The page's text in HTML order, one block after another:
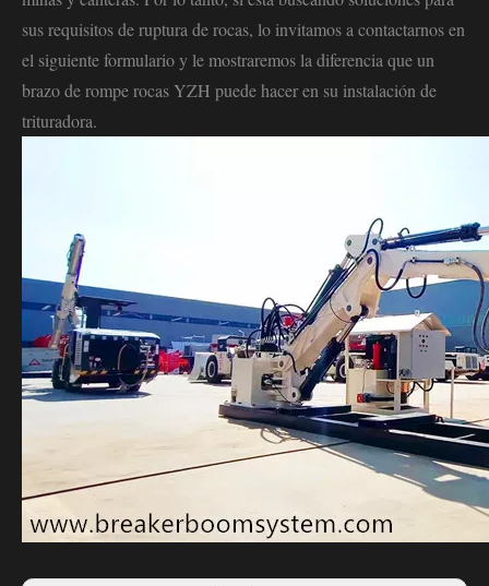
sus requisitos de ruptura de rocas, lo invitamos a contactarnos en
el siguiente formulario y le mostraremos la diferencia que un
brazo de rompe rocas YZH puede hacer en su instalación de
trituradora.